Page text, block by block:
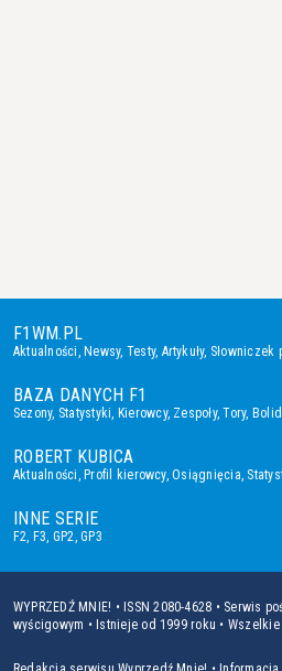
F1WM.PL
Aktualności, Newsy, Testy, Artykuły, Słowniczek
BAZA DANYCH F1
Sezony, Statystyki, Kierowcy, Zespoły,Tory,
ROBERT KUBICA
Aktualności, Profil kierowcy,Osiągnięcia,
INNE SERIE
F2, F3, GP2,GP3
WYPRZEDŹ MNIE! • ISSN 2080-4628 • Serwis
wyścigowym • Istnieje od 1999 roku •